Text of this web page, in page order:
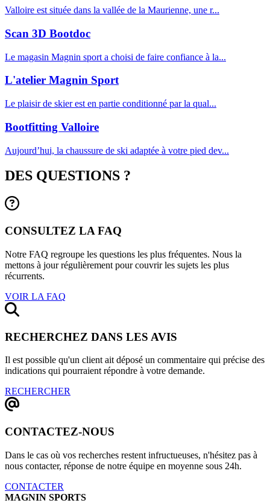
Valloire est située dans la vallée de la Maurienne, une r...
Scan 3D Bootdoc
Le magasin Magnin sport a choisi de faire confiance à la...
L'atelier Magnin Sport
Le plaisir de skier est en partie conditionné par la qual...
Bootfitting Valloire
Aujourd’hui, la chaussure de ski adaptée à votre pied dev...
DES QUESTIONS ?
CONSULTEZ LA FAQ
Notre FAQ regroupe les questions les plus fréquentes. Nous la
mettons à jour régulièrement pour couvrir les sujets les plus
récurrents.
VOIR LA FAQ
RECHERCHEZ DANS LES AVIS
Il est possible qu'un client ait déposé un commentaire qui précise des
indications qui pourraient répondre à votre demande.
RECHERCHER
CONTACTEZ-NOUS
Dans le cas où vos recherches restent infructueuses, n'hésitez pas à
nous contacter, réponse de notre équipe en moyenne sous 24h.
CONTACTER
MAGNIN SPORTS